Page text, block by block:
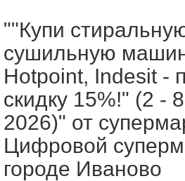
""Купи
сушильную
Hotpoint, Indesit -
скидку 15%!" (2 -
2026)" от
Цифровой
городе Иваново